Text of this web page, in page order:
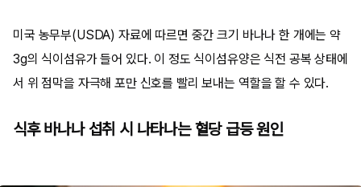
미국 농무부(USDA) 자료에 따르면 중간 크기 바나나 한 개에는 약
3g의 식이섬유가 들어 있다. 이 정도 식이섬유양은 식전 공복 상태에
서 위 점막을 자극해 포만 신호를 빨리 보내는 역할을 할 수 있다.
식후 바나나 섭취 시 나타나는 혈당 급등 원인